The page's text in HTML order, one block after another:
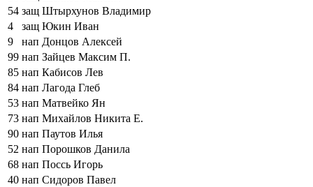
54 защ Штырхунов Владимир
4
защ Юкин Иван
9
нап Донцов Алексей
99 нап Зайцев Максим П.
85 нап Кабисов Лев
84 нап Лагода Глеб
53 нап Матвейко Ян
73 нап Михайлов Никита Е.
90 нап Паутов Илья
52 нап Порошков Данила
68 нап Поссь Игорь
40 нап Сидоров Павел